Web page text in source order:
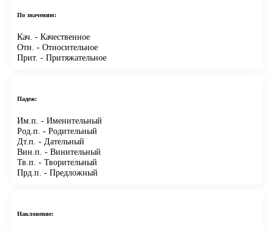
По значению:
Кач. - Качественное
Отн. - Относительное
Прит. - Притяжательное
Падеж:
Им.п. - Именительный
Род.п. - Родительный
Дт.п. - Дательный
Вин.п. - Винительный
Тв.п. - Творительный
Прд.п. - Предложный
Наклонение: